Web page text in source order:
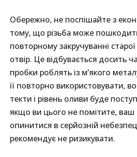
Обережно, не поспішайте з
тому, що різьба може
повторному закручуванні
отвір. Це відбувається досить
пробки роблять із м’якого
її повторно використовувати,
текти і рівень оливи буде
якщо ви цього не помітите,
опинитися в серйозній
рекомендує не ризикувати.